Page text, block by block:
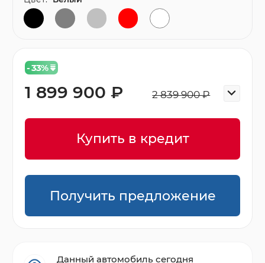
- 33%
2 839 900 ₽
1 899 900 ₽
Купить в кредит
Получить предложение
Данный автомобиль сегодня